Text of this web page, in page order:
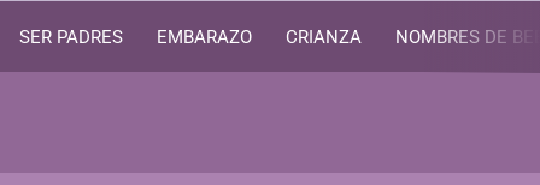
SER PADRES EMBARAZO CRIANZA NOMBRES DE